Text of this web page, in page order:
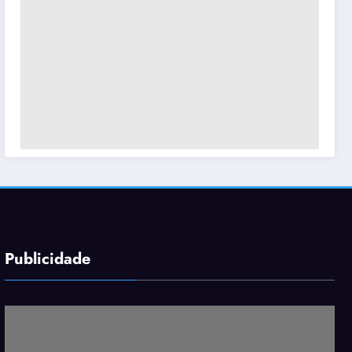
Publicidade